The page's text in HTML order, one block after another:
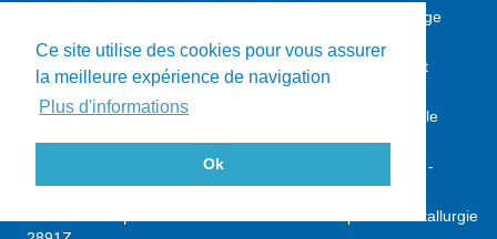
Ce site utilise des cookies pour vous assurer
la meilleure expérience de navigation
Plus d'informations
Ok
Adresses entreprises Fabrication d'autres machines d'usage
Adresses entreprises Fabrication de machines agricoles et
forestières - 2830Z
Adresses entreprises Fabrication de machines-outils pour le
Adresses entreprises Fabrication d'autres machines-outils -
2849Z
Adresses entreprises Fabrication de machines pour la métallurgie